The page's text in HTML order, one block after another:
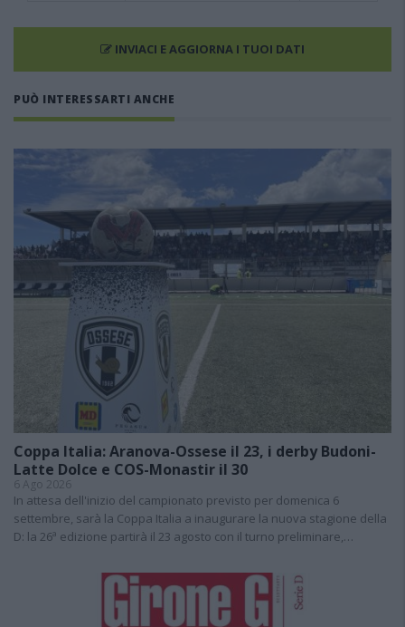
INVIACI E AGGIORNA I TUOI DATI
PUÒ INTERESSARTI ANCHE
Coppa Italia: Aranova-Ossese il 23, i derby Budoni-
Latte Dolce e COS-Monastir il 30
6 Ago 2026
In attesa dell'inizio del campionato previsto per domenica 6
settembre, sarà la Coppa Italia a inaugurare la nuova stagione della
D: la 26ª edizione partirà il 23 agosto con il turno preliminare,…